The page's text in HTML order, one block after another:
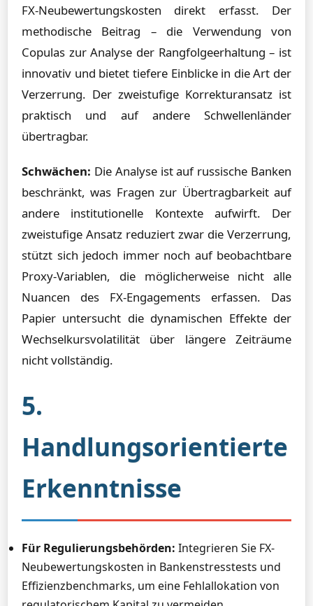
FX-Neubewertungskosten direkt erfasst. Der
methodische Beitrag – die Verwendung von
Copulas zur Analyse der Rangfolgeerhaltung – ist
innovativ und bietet tiefere Einblicke in die Art der
Verzerrung. Der zweistufige Korrekturansatz ist
praktisch und auf andere Schwellenländer
übertragbar.
Schwächen: Die Analyse ist auf russische Banken
beschränkt, was Fragen zur Übertragbarkeit auf
andere institutionelle Kontexte aufwirft. Der
zweistufige Ansatz reduziert zwar die Verzerrung,
stützt sich jedoch immer noch auf beobachtbare
Proxy-Variablen, die möglicherweise nicht alle
Nuancen des FX-Engagements erfassen. Das
Papier untersucht die dynamischen Effekte der
Wechselkursvolatilität über längere Zeiträume
nicht vollständig.
5.
Handlungsorientierte
Erkenntnisse
Für Regulierungsbehörden: Integrieren Sie FX-
Neubewertungskosten in Bankenstresstests und
Effizienzbenchmarks, um eine Fehlallokation von